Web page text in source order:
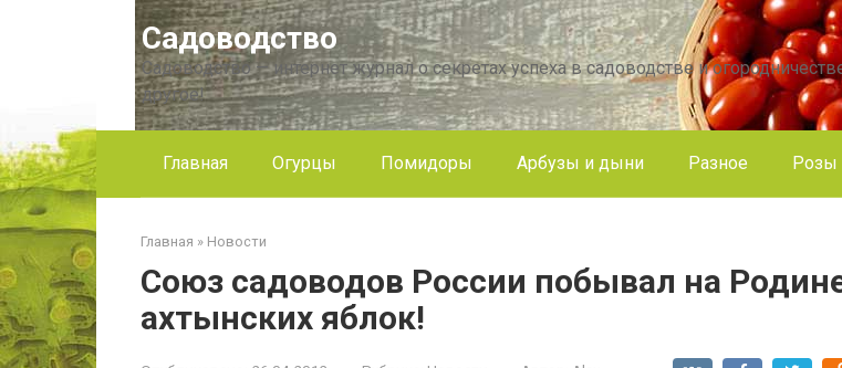
Садоводство
Садоводство — интернет журнал о секретах успеха в садоводстве и
другое!
Главная Огурцы Помидоры Арбузы и дыни Разное Розы
Главная » Новости
Союз садоводов России побывал на
ахтынских яблок!